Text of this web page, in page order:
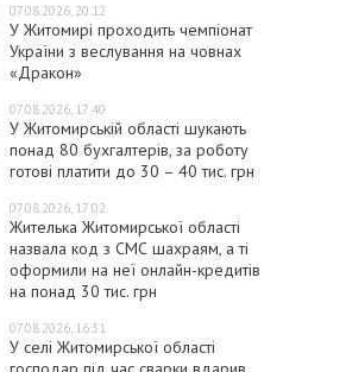
07.08.2026, 20:12
У Житомирі проходить чемпіонат
України з веслування на човнах
«Дракон»
07.08.2026, 17:40
У Житомирській області шукають
понад 80 бухгалтерів, за роботу
готові платити до 30 – 40 тис. грн
07.08.2026, 17:02
Жителька Житомирської області
назвала код з СМС шахраям, а ті
оформили на неї онлайн-кредитів
на понад 30 тис. грн
07.08.2026, 16:31
У селі Житомирської області